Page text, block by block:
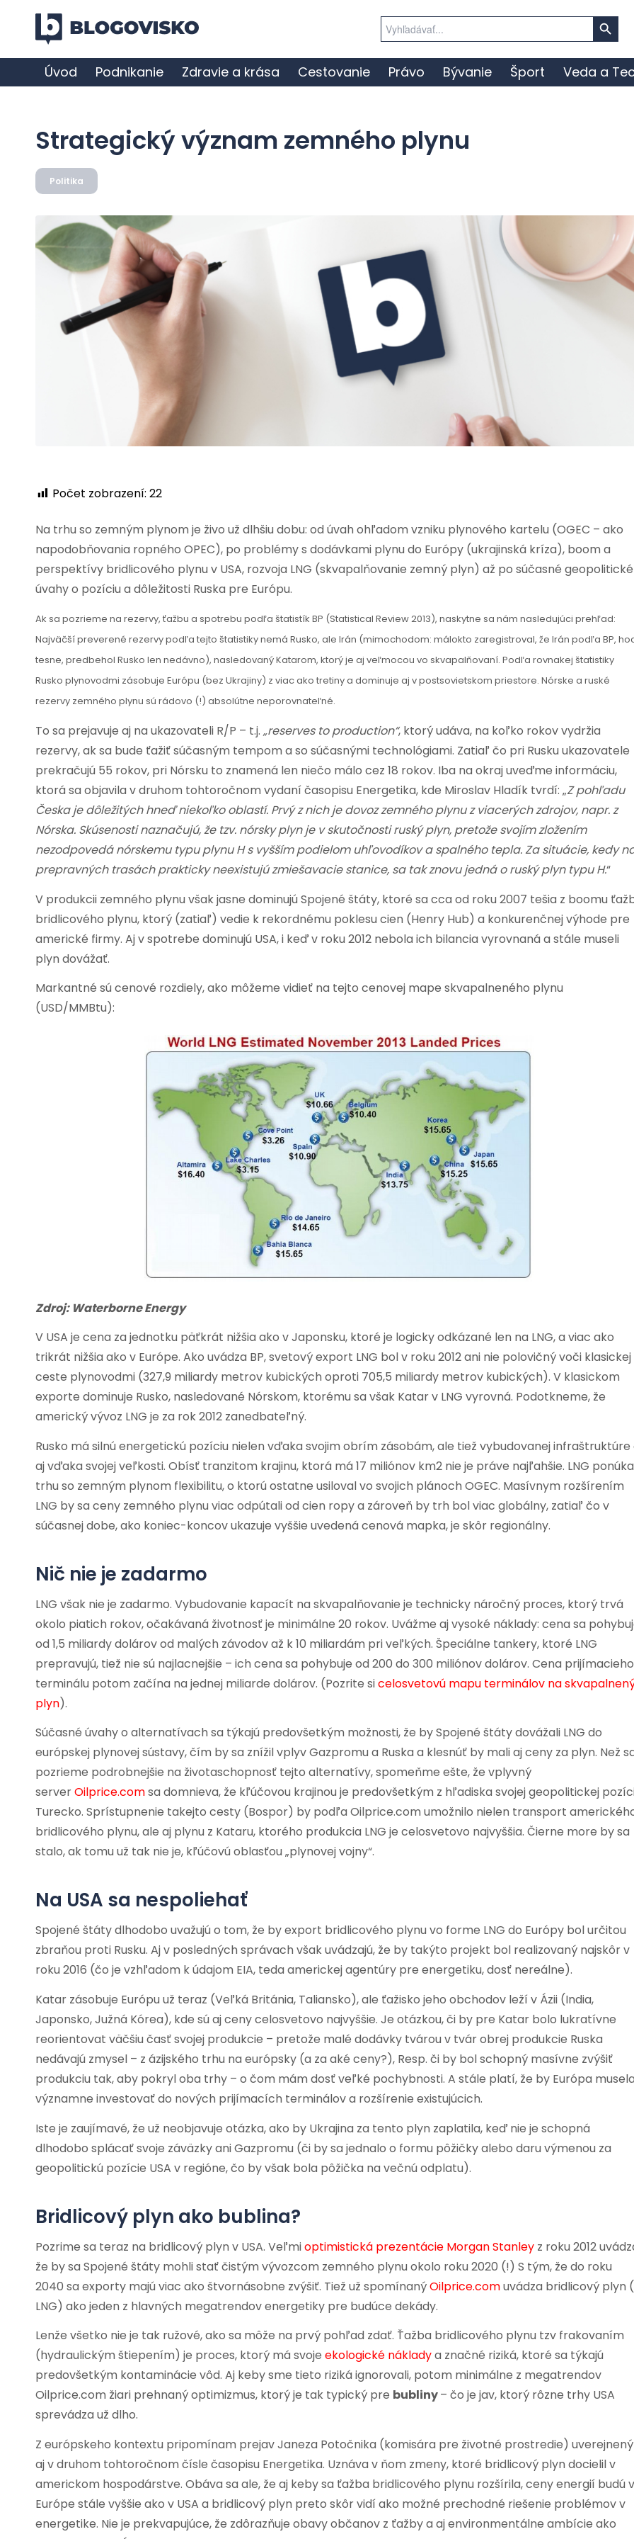
for:
Search Button
Úvod Podnikanie Zdravie a krása Cestovanie Právo Bývanie Šport Veda a
Strategický význam zemného plynu
Politika
Počet zobrazení: 22
Na trhu so zemným plynom je živo už dlhšiu dobu: od úvah ohľadom vzniku plynového kartelu (OGEC – ako
napodobňovania ropného OPEC), po problémy s dodávkami plynu do Európy (ukrajinská kríza), boom a
perspektívy bridlicového plynu v USA, rozvoja LNG (skvapalňovanie zemný plyn) až po súčasné geopolitické
úvahy o pozíciu a dôležitosti Ruska pre Európu.
Ak sa pozrieme na rezervy, ťažbu a spotrebu podľa štatistík BP (Statistical Review 2013), naskytne sa nám nasledujúci prehľad:
Najväčší preverené rezervy podľa tejto štatistiky nemá Rusko, ale Irán (mimochodom: málokto zaregistroval, že Irán podľa BP,
tesne, predbehol Rusko len nedávno), nasledovaný Katarom, ktorý je aj veľmocou vo skvapalňovaní. Podľa rovnakej štatistiky
Rusko plynovodmi zásobuje Európu (bez Ukrajiny) z viac ako tretiny a dominuje aj v postsovietskom priestore. Nórske a ruské
rezervy zemného plynu sú rádovo (!) absolútne neporovnateľné.
To sa prejavuje aj na ukazovateli R/P – t.j. „reserves to production“, ktorý udáva, na koľko rokov vydržia
rezervy, ak sa bude ťažiť súčasným tempom a so súčasnými technológiami. Zatiaľ čo pri Rusku ukazovatele
prekračujú 55 rokov, pri Nórsku to znamená len niečo málo cez 18 rokov. Iba na okraj uveďme informáciu,
ktorá sa objavila v druhom tohtoročnom vydaní časopisu Energetika, kde Miroslav Hladík tvrdí: „Z pohľadu
Česka je dôležitých hneď niekoľko oblastí. Prvý z nich je dovoz zemného plynu z viacerých zdrojov, napr. z
Nórska. Skúsenosti naznačujú, že tzv. nórsky plyn je v skutočnosti ruský plyn, pretože svojím zložením
nezodpovedá nórskemu typu plynu H s vyšším podielom uhľovodíkov a spalného tepla. Za situácie, kedy
prepravných trasách prakticky neexistujú zmiešavacie stanice, sa tak znovu jedná o ruský plyn typu H.“
V produkcii zemného plynu však jasne dominujú Spojené štáty, ktoré sa cca od roku 2007 tešia z boomu
bridlicového plynu, ktorý (zatiaľ) vedie k rekordnému poklesu cien (Henry Hub) a konkurenčnej výhode pre
americké firmy. Aj v spotrebe dominujú USA, i keď v roku 2012 nebola ich bilancia vyrovnaná a stále museli
plyn dovážať.
Markantné sú cenové rozdiely, ako môžeme vidieť na tejto cenovej mape skvapalneného plynu
(USD/MMBtu):
Zdroj: Waterborne Energy
V USA je cena za jednotku päťkrát nižšia ako v Japonsku, ktoré je logicky odkázané len na LNG, a viac ako
trikrát nižšia ako v Európe. Ako uvádza BP, svetový export LNG bol v roku 2012 ani nie polovičný voči klasickej
ceste plynovodmi (327,9 miliardy metrov kubických oproti 705,5 miliardy metrov kubických). V klasickom
exporte dominuje Rusko, nasledované Nórskom, ktorému sa však Katar v LNG vyrovná. Podotkneme, že
americký vývoz LNG je za rok 2012 zanedbateľný.
Rusko má silnú energetickú pozíciu nielen vďaka svojim obrím zásobám, ale tiež vybudovanej infraštruktúre
aj vďaka svojej veľkosti. Obísť tranzitom krajinu, ktorá má 17 miliónov km2 nie je práve najľahšie. LNG ponúka
trhu so zemným plynom flexibilitu, o ktorú ostatne usiloval vo svojich plánoch OGEC. Masívnym rozšírením
LNG by sa ceny zemného plynu viac odpútali od cien ropy a zároveň by trh bol viac globálny, zatiaľ čo v
súčasnej dobe, ako koniec-koncov ukazuje vyššie uvedená cenová mapka, je skôr regionálny.
Nič nie je zadarmo
LNG však nie je zadarmo. Vybudovanie kapacít na skvapalňovanie je technicky náročný proces, ktorý trvá
okolo piatich rokov, očakávaná životnosť je minimálne 20 rokov. Uvážme aj vysoké náklady: cena sa
od 1,5 miliardy dolárov od malých závodov až k 10 miliardám pri veľkých. Špeciálne tankery, ktoré LNG
prepravujú, tiež nie sú najlacnejšie – ich cena sa pohybuje od 200 do 300 miliónov dolárov. Cena prijímacieho
terminálu potom začína na jednej miliarde dolárov. (Pozrite sicelosvetovú mapu terminálov na
plyn).
Súčasné úvahy o alternatívach sa týkajú predovšetkým možnosti, že by Spojené štáty dovážali LNG do
európskej plynovej sústavy, čím by sa znížil vplyv Gazpromu a Ruska a klesnúť by mali aj ceny za plyn. Než
pozrieme podrobnejšie na životaschopnosť tejto alternatívy, spomeňme ešte, že vplyvný
serverOilprice.comsa domnieva, že kľúčovou krajinou je predovšetkým z hľadiska svojej geopolitickej
Turecko. Sprístupnenie takejto cesty (Bospor) by podľa Oilprice.com umožnilo nielen transport
bridlicového plynu, ale aj plynu z Kataru, ktorého produkcia LNG je celosvetovo najvyššia. Čierne more by sa
stalo, ak tomu už tak nie je, kľúčovú oblasťou „plynovej vojny“.
Na USA sa nespoliehať
Spojené štáty dlhodobo uvažujú o tom, že by export bridlicového plynu vo forme LNG do Európy bol určitou
zbraňou proti Rusku. Aj v posledných správach však uvádzajú, že by takýto projekt bol realizovaný najskôr v
roku 2016 (čo je vzhľadom k údajom EIA, teda americkej agentúry pre energetiku, dosť nereálne).
Katar zásobuje Európu už teraz (Veľká Británia, Taliansko), ale ťažisko jeho obchodov leží v Ázii (India,
Japonsko, Južná Kórea), kde sú aj ceny celosvetovo najvyššie. Je otázkou, či by pre Katar bolo lukratívne
reorientovat väčšiu časť svojej produkcie – pretože malé dodávky tvárou v tvár obrej produkcie Ruska
nedávajú zmysel – z ázijského trhu na európsky (a za aké ceny?), Resp. či by bol schopný masívne zvýšiť
produkciu tak, aby pokryl oba trhy – o čom mám dosť veľké pochybnosti. A stále platí, že by Európa
významne investovať do nových prijímacích terminálov a rozšírenie existujúcich.
Iste je zaujímavé, že už neobjavuje otázka, ako by Ukrajina za tento plyn zaplatila, keď nie je schopná
dlhodobo splácať svoje záväzky ani Gazpromu (či by sa jednalo o formu pôžičky alebo daru výmenou za
geopolitickú pozície USA v regióne, čo by však bola pôžička na večnú odplatu).
Bridlicový plyn ako bublina?
Pozrime sa teraz na bridlicový plyn v USA. Veľmioptimistická prezentácie Morgan Stanley z roku 2012
že by sa Spojené štáty mohli stať čistým vývozcom zemného plynu okolo roku 2020 (!) S tým, že do roku
2040 sa exporty majú viac ako štvornásobne zvýšiť. Tiež už spomínanýOilprice.comuvádza bridlicový plyn
LNG) ako jeden z hlavných megatrendov energetiky pre budúce dekády.
Lenže všetko nie je tak ružové, ako sa môže na prvý pohľad zdať. Ťažba bridlicového plynu tzv frakovaním
(hydraulickým štiepením) je proces, ktorý má svoje ekologické nákladya značné riziká, ktoré sa týkajú
predovšetkým kontaminácie vôd. Aj keby sme tieto riziká ignorovali, potom minimálne z megatrendov
Oilprice.com žiari prehnaný optimizmus, ktorý je tak typický pre bubliny– čo je jav, ktorý rôzne trhy USA
sprevádza už dlho.
Z európskeho kontextu pripomínam prejav Janeza Potočnika (komisára pre životné prostredie) uverejnený
aj v druhom tohtoročnom čísle časopisu Energetika. Uznáva v ňom zmeny, ktoré bridlicový plyn docielil v
americkom hospodárstve. Obáva sa ale, že aj keby sa ťažba bridlicového plynu rozšírila, ceny energií budú v
Európe stále vyššie ako v USA a bridlicový plyn preto skôr vidí ako možné prechodné riešenie problémov v
energetike. Nie je prekvapujúce, že zdôrazňuje obavy občanov z ťažby a aj environmentálne ambície ako